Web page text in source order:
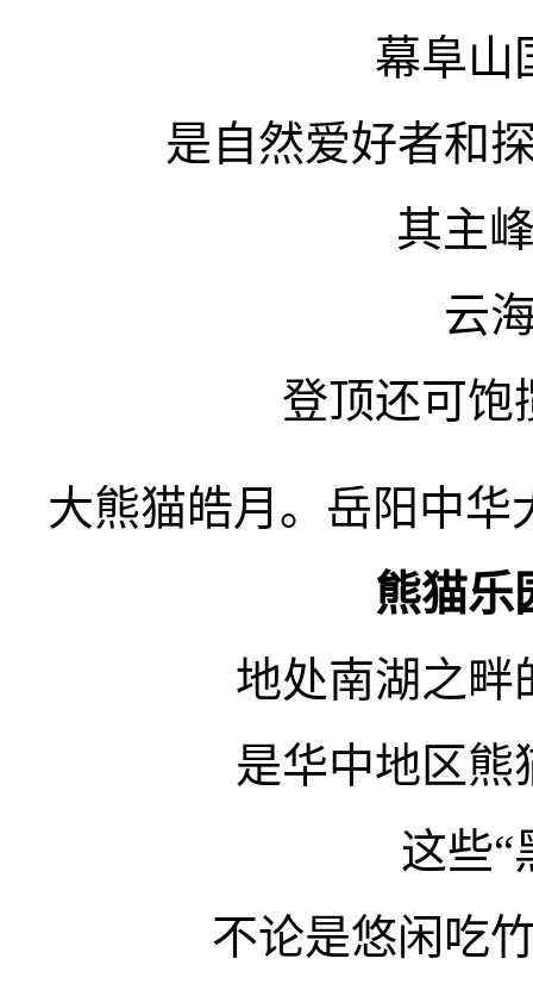
幕阜山
是自然爱好者和
其主
云
登顶还可饱
大熊猫皓月。岳阳中华
熊猫乐
地处南湖之畔
是华中地区熊
这些“
不论是悠闲吃